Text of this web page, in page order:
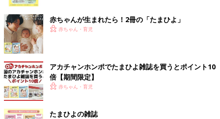
赤ちゃんが生まれたら！2冊の「たまひよ」
赤ちゃん・育児
アカチャンホンポでたまひよ雑誌を買うとポイント10
倍【期間限定】
赤ちゃん・育児
たまひよの雑誌